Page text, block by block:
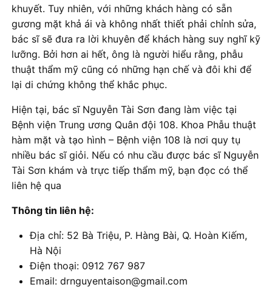
khuyết. Tuy nhiên, với những khách hàng có sẵn
gương mặt khả ái và không nhất thiết phải chỉnh sửa,
bác sĩ sẽ đưa ra lời khuyên để khách hàng suy nghĩ kỹ
lưỡng. Bởi hơn ai hết, ông là người hiểu rằng, phẫu
thuật thẩm mỹ cũng có những hạn chế và đôi khi để
lại di chứng không thể khắc phục.
Hiện tại, bác sĩ Nguyễn Tài Sơn đang làm việc tại
Bệnh viện Trung ương Quân đội 108. Khoa Phẫu thuật
hàm mặt và tạo hình – Bệnh viện 108 là nơi quy tụ
nhiều bác sĩ giỏi. Nếu có nhu cầu được bác sĩ Nguyễn
Tài Sơn khám và trực tiếp thẩm mỹ, bạn đọc có thể
liên hệ qua
Thông tin liên hệ:
Địa chỉ: 52 Bà Triệu, P. Hàng Bài, Q. Hoàn Kiếm,
Hà Nội
Điện thoại: 0912 767 987
Email: drnguyentaison@gmail.com